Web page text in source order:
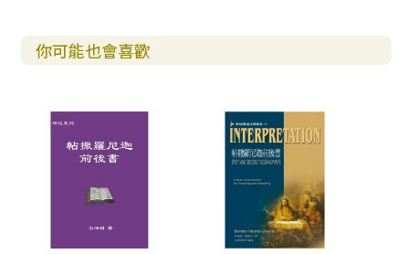
二、直接勸戒怠工之人（三11~12）
三、關於不聽勸戒的人（三13~15）
一、親筆問安（三17）
二、信末祝福（三18）
你可能也會喜歡